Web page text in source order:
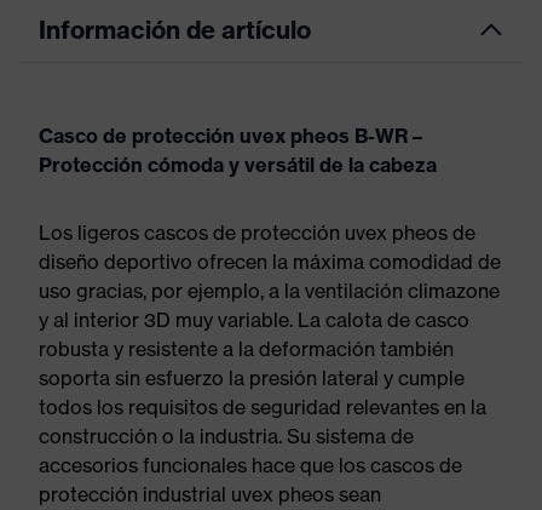
Información de artículo
Casco de protección uvex pheos B-WR –
Protección cómoda y versátil de la cabeza
Los ligeros cascos de protección uvex pheos de
diseño deportivo ofrecen la máxima comodidad de
uso gracias, por ejemplo, a la ventilación climazone
y al interior 3D muy variable. La calota de casco
robusta y resistente a la deformación también
soporta sin esfuerzo la presión lateral y cumple
todos los requisitos de seguridad relevantes en la
construcción o la industria. Su sistema de
accesorios funcionales hace que los cascos de
protección industrial uvex pheos sean